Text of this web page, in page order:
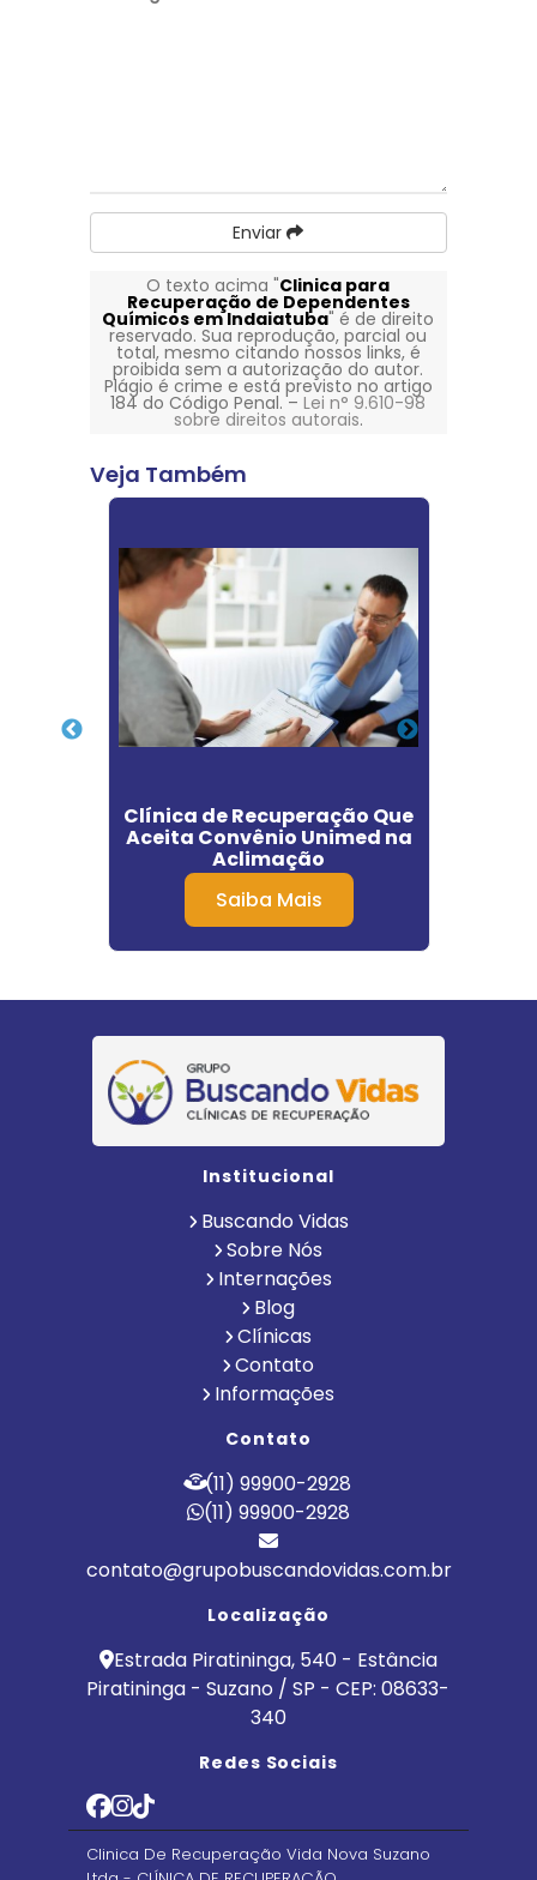
Enviar
O texto acima "Clinica para
Recuperação de Dependentes
Químicos em Indaiatuba" é de direito
reservado. Sua reprodução, parcial ou
total, mesmo citando nossos links, é
proibida sem a autorização do autor.
Plágio é crime e está previsto no artigo
184 do Código Penal. –Lei n° 9.610-98
sobre direitos autorais.
Veja Também
Clínica de Recuperação Que
Aceita Convênio Unimed na
Aclimação
Saiba Mais
Institucional
Buscando Vidas
Sobre Nós
Internações
Blog
Clínicas
Contato
Informações
Contato
(11) 99900-2928
(11) 99900-2928
contato@grupobuscandovidas.com.br
Localização
Estrada Piratininga, 540 - Estância
Piratininga - Suzano / SP - CEP: 08633-
340
Redes Sociais
Clinica De Recuperação Vida Nova Suzano